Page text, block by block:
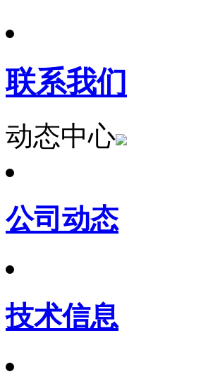
联系我们
动态中心
公司动态
技术信息